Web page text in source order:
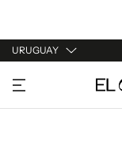
URUGUAY
URUGUAY
ARGENTINA